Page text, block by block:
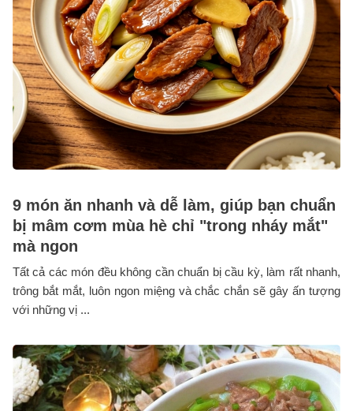
9 món ăn nhanh và dễ làm, giúp bạn chuẩn
bị mâm cơm mùa hè chỉ "trong nháy mắt"
mà ngon
Tất cả các món đều không cần chuẩn bị cầu kỳ, làm rất nhanh,
trông bắt mắt, luôn ngon miệng và chắc chắn sẽ gây ấn tượng
với những vị ...